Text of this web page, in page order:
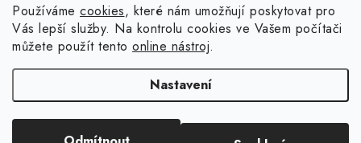
Používáme cookies, které nám umožňují poskytovat pro
Vás lepší služby. Na kontrolu cookies ve Vašem počítači
můžete použít tento online nástroj.
Nastavení
Doprava
Oblíbené ♥️
Nepřehlédněte
Blog s nápady a návody
Slovník pojmů, české návody
. Všechna práva vyhrazena.Upravit nastavení